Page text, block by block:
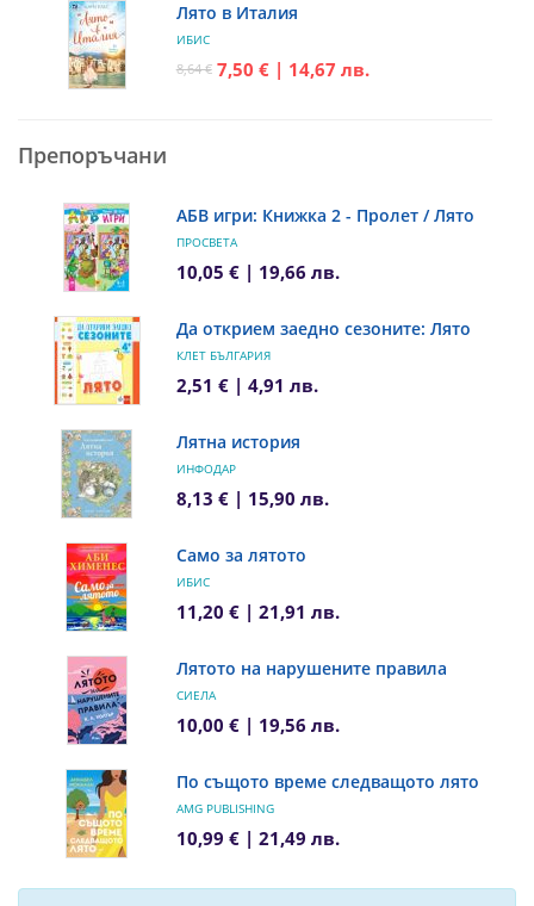
Лято в Италия
ИБИС
8,64 € 7,50 € | 14,67 лв.
Препоръчани
АБВ игри: Книжка 2 - Пролет / Лято
ПРОСВЕТА
10,05 € | 19,66 лв.
Да открием заедно сезоните: Лято
КЛЕТ БЪЛГАРИЯ
2,51 € | 4,91 лв.
Лятна история
ИНФОДАР
8,13 € | 15,90 лв.
Само за лятото
ИБИС
11,20 € | 21,91 лв.
Лятото на нарушените правила
СИЕЛА
10,00 € | 19,56 лв.
По същото време следващото лято
AMG PUBLISHING
10,99 € | 21,49 лв.